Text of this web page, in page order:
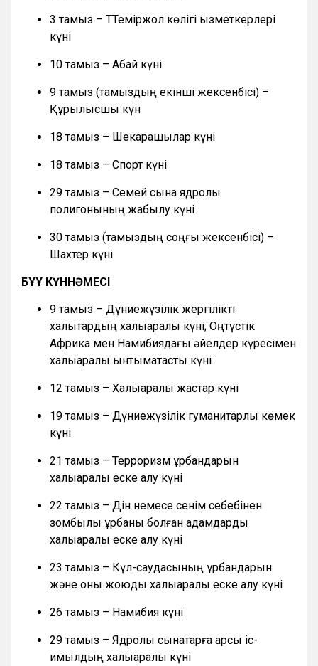
3 тамыз – ТТеміржол көлігі қызметкерлері
күні
10 тамыз – Абай күні
9 тамыз (тамыздың екінші жексенбісі) –
Құрылысшы күн
18 тамыз – Шекарашылар күні
18 тамыз – Спорт күні
29 тамыз – Семей сынақ ядролық
полигонының жабылу күні
30 тамыз (тамыздың соңғы жексенбісі) –
Шахтер күні
БҰҰ КҮННӘМЕСІ
9 тамыз – Дүниежүзілік жергілікті
халықтардың халықаралық күні; Оңтүстік
Африка мен Намибиядағы әйелдер күресімен
халықаралық ынтымақтастық күні
12 тамыз – Халықаралық жастар күні
19 тамыз – Дүниежүзілік гуманитарлық көмек
күні
21 тамыз – Терроризм құрбандарын
халықаралық еске алу күні
22 тамыз – Дін немесе сенім себебінен
зомбылық құрбаны болған адамдарды
халықаралық еске алу күні
23 тамыз – Күл-саудасының құрбандарын
және оны жоюды халықаралық еске алу күні
26 тамыз – Намибия күні
29 тамыз – Ядролық сынақтарға қарсы іс-
қимылдың халықаралық күні